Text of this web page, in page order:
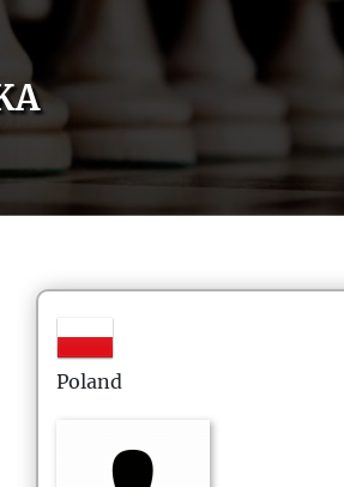
Poland